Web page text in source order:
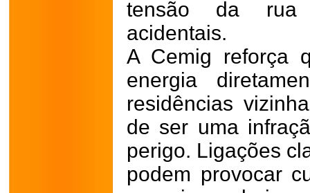
tensão da rua
acidentais.
A Cemig reforça
energia
residências
de ser uma
perigo. Ligações
podem provocar